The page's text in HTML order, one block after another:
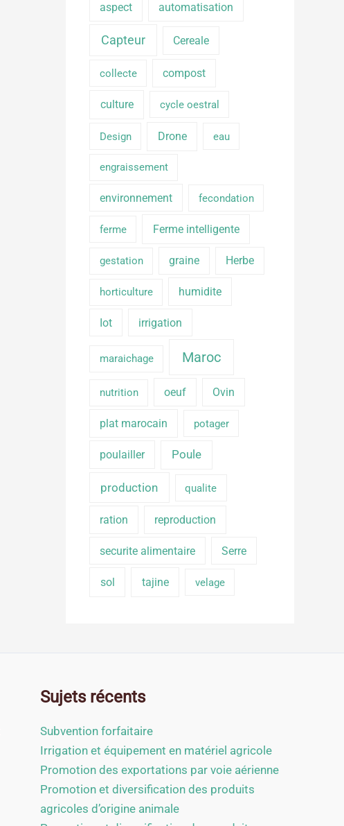
aspect automatisation
Capteur Cereale
collecte compost
culture cycle oestral
Design Drone eau
engraissement
environnement fecondation
ferme Ferme intelligente
gestation graine Herbe
horticulture humidite
Iot irrigation
maraichage Maroc
nutrition oeuf Ovin
plat marocain potager
poulailler Poule
production qualite
ration reproduction
securite alimentaire Serre
sol tajine velage
Sujets récents
Subvention forfaitaire
Irrigation et équipement en matériel agricole
Promotion des exportations par voie aérienne
Promotion et diversification des produits
agricoles d’origine animale